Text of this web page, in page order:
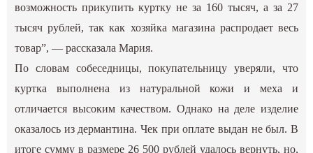
возможность прикупить куртку не за 160 тысяч, а за 27
тысяч рублей, так как хозяйка магазина распродает весь
товар”, — рассказала Мария.
По словам собеседницы, покупательницу уверяли, что
куртка выполнена из натуральной кожи и меха и
отличается высоким качеством. Однако на деле изделие
оказалось из дермантина. Чек при оплате выдан не был. В
итоге сумму в размере 26 500 рублей удалось вернуть, но,